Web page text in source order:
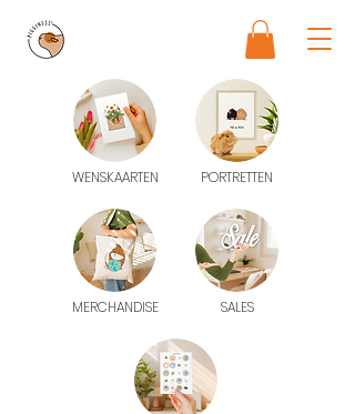
WENSKAARTEN
MERCHANDISE
PORTRETTEN
SALES